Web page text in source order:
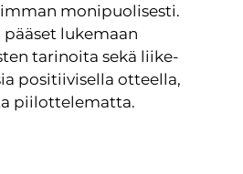
monipuolisesti.
lukemaan
tarinoita sekä liike-
positiivisella otteella,
piilottelematta.